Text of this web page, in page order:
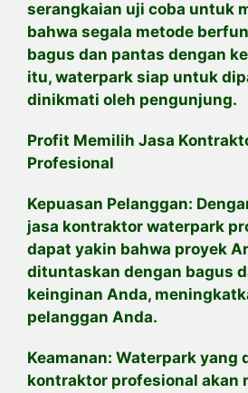
serangkaian uji coba untuk
bahwa segala metode
bagus dan pantas dengan
itu, waterpark siap untuk
dinikmati oleh pengunjung.
Profit Memilih Jasa
Profesional
Kepuasan Pelanggan:
jasa kontraktor waterpark
dapat yakin bahwa proyek
dituntaskan dengan bagus
keinginan Anda,
pelanggan Anda.
Keamanan: Waterpark yang
kontraktor profesional akan